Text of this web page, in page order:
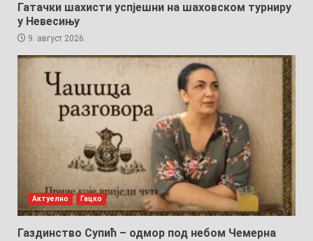
Гатачки шахисти успјешни на шаховском турниру
у Невесињу
9. август 2026.
Актуелно Гацко
Газдинство Супић – одмор под небом Чемерна